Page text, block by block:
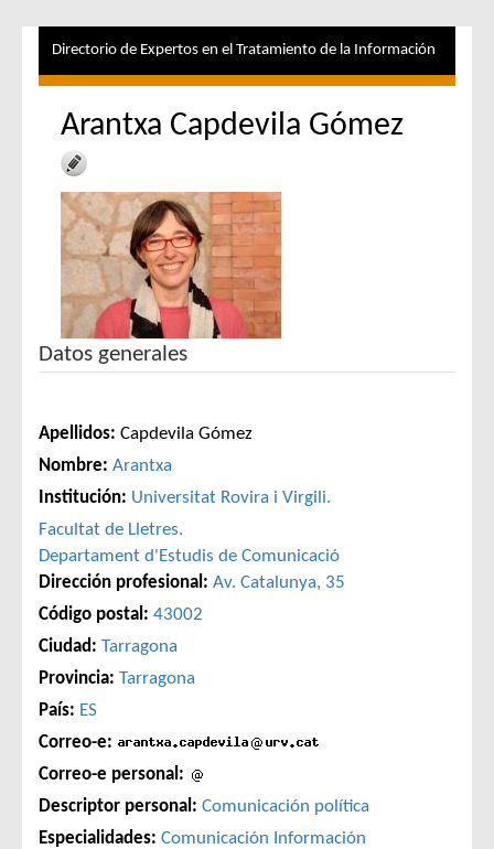
Directorio de Expertos en el Tratamiento de la Información
Arantxa Capdevila Gómez
Datos generales
Apellidos: Capdevila Gómez
Nombre: Arantxa
Institución: Universitat Rovira i Virgili.
Facultat de Lletres.
Departament d'Estudis de Comunicació
Dirección profesional: Av. Catalunya, 35
Código postal: 43002
Ciudad: Tarragona
Provincia: Tarragona
País: ES
Correo-e:
Correo-e personal:
Descriptor personal: Comunicación política
Especialidades: Comunicación Información